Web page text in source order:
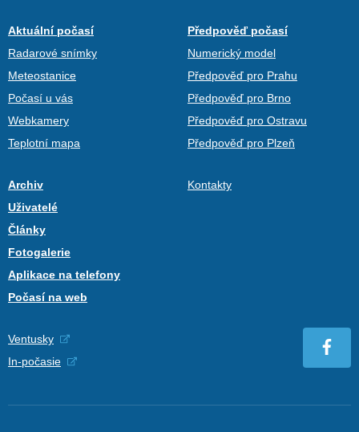
Aktuální počasí
Radarové snímky
Meteostanice
Počasí u vás
Webkamery
Teplotní mapa
Předpověď počasí
Numerický model
Předpověď pro Prahu
Předpověď pro Brno
Předpověď pro Ostravu
Předpověď pro Plzeň
Archiv
Uživatelé
Články
Fotogalerie
Aplikace na telefony
Počasí na web
Kontakty
Ventusky
In-počasie